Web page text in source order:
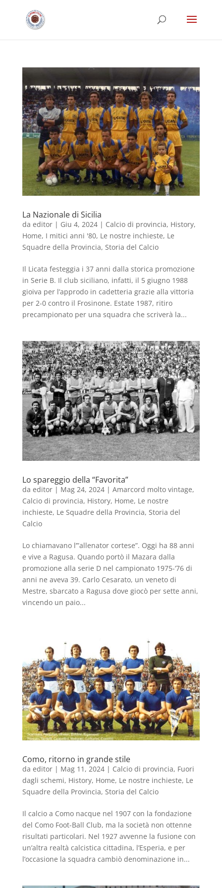
La Nazionale di Sicilia
da editor| Giu 4, 2024| Calcio di provincia, History,
Home, I mitici anni '80, Le nostre inchieste, Le
Squadre della Provincia, Storia del Calcio
Il Licata festeggia i 37 anni dalla storica promozione
in Serie B. Il club siciliano, infatti, il 5 giugno 1988
gioiva per l’approdo in cadetteria grazie alla vittoria
per 2-0 contro il Frosinone. Estate 1987, ritiro
precampionato per una squadra che scriverà la...
Lo spareggio della “Favorita”
da editor| Mag 24, 2024| Amarcord molto vintage,
Calcio di provincia, History, Home, Le nostre
inchieste, Le Squadre della Provincia, Storia del
Calcio
Lo chiamavano l’”allenator cortese”. Oggi ha 88 anni
e vive a Ragusa. Quando portò il Mazara dalla
promozione alla serie D nel campionato 1975-‘76 di
anni ne aveva 39. Carlo Cesarato, un veneto di
Mestre, sbarcato a Ragusa dove giocò per sette anni,
vincendo un paio...
Como, ritorno in grande stile
da editor| Mag 11, 2024| Calcio di provincia, Fuori
dagli schemi, History, Home, Le nostre inchieste, Le
Squadre della Provincia, Storia del Calcio
Il calcio a Como nacque nel 1907 con la fondazione
del Como Foot-Ball Club, ma la società non ottenne
risultati particolari. Nel 1927 avvenne la fusione con
un’altra realtà calcistica cittadina, l’Esperia, e per
l’occasione la squadra cambiò denominazione in...